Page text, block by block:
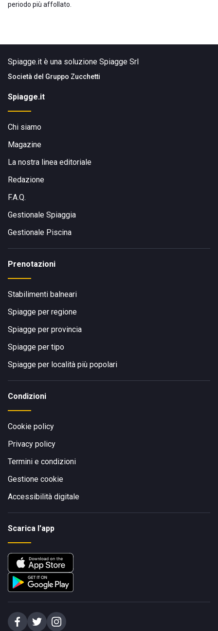
periodo più affollato.
Spiagge.it è una soluzione Spiagge Srl
Società del Gruppo Zucchetti
Spiagge.it
Chi siamo
Magazine
La nostra linea editoriale
Redazione
F.A.Q.
Gestionale Spiaggia
Gestionale Piscina
Prenotazioni
Stabilimenti balneari
Spiagge per regione
Spiagge per provincia
Spiagge per tipo
Spiagge per località più popolari
Condizioni
Cookie policy
Privacy policy
Termini e condizioni
Gestione cookie
Accessibilità digitale
Scarica l'app